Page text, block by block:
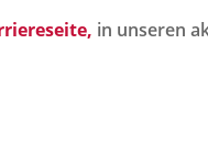
in unseren